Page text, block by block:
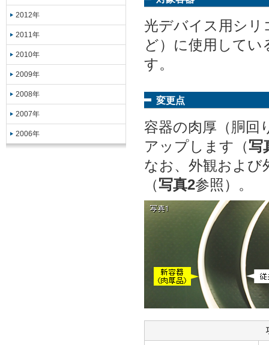
2012年
2011年
2010年
2009年
2008年
2007年
2006年
光デバイス用シリ
ど）に使用して
す。
変更点
容器の肉厚（胴回
アップします（写
なお、外観および
（写真2参照）。